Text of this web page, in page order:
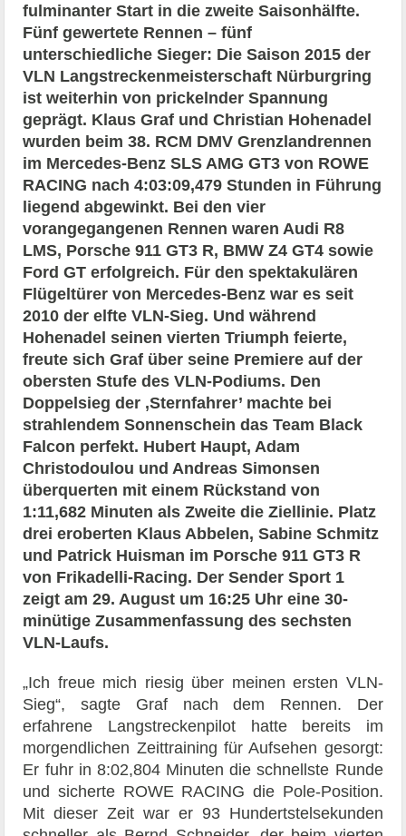
fulminanter Start in die zweite Saisonhälfte.
Fünf gewertete Rennen – fünf
unterschiedliche Sieger: Die Saison 2015 der
VLN Langstreckenmeisterschaft Nürburgring
ist weiterhin von prickelnder Spannung
geprägt. Klaus Graf und Christian Hohenadel
wurden beim 38. RCM DMV Grenzlandrennen
im Mercedes-Benz SLS AMG GT3 von ROWE
RACING nach 4:03:09,479 Stunden in Führung
liegend abgewinkt. Bei den vier
vorangegangenen Rennen waren Audi R8
LMS, Porsche 911 GT3 R, BMW Z4 GT4 sowie
Ford GT erfolgreich. Für den spektakulären
Flügeltürer von Mercedes-Benz war es seit
2010 der elfte VLN-Sieg. Und während
Hohenadel seinen vierten Triumph feierte,
freute sich Graf über seine Premiere auf der
obersten Stufe des VLN-Podiums. Den
Doppelsieg der ‚Sternfahrer’ machte bei
strahlendem Sonnenschein das Team Black
Falcon perfekt. Hubert Haupt, Adam
Christodoulou und Andreas Simonsen
überquerten mit einem Rückstand von
1:11,682 Minuten als Zweite die Ziellinie. Platz
drei eroberten Klaus Abbelen, Sabine Schmitz
und Patrick Huisman im Porsche 911 GT3 R
von Frikadelli-Racing. Der Sender Sport 1
zeigt am 29. August um 16:25 Uhr eine 30-
minütige Zusammenfassung des sechsten
VLN-Laufs.
„Ich freue mich riesig über meinen ersten VLN-
Sieg“, sagte Graf nach dem Rennen. Der
erfahrene Langstreckenpilot hatte bereits im
morgendlichen Zeittraining für Aufsehen gesorgt:
Er fuhr in 8:02,804 Minuten die schnellste Runde
und sicherte ROWE RACING die Pole-Position.
Mit dieser Zeit war er 93 Hundertstelsekunden